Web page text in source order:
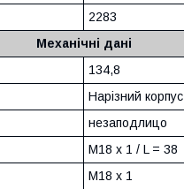
2283
Механічні дані
134,8
Нарізний корпус
незаподлицо
M18 x 1 / L = 38
M18 x 1